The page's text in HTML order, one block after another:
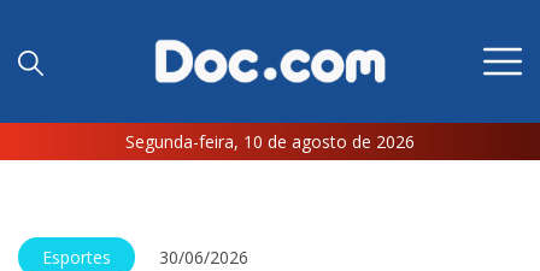
Segunda-feira, 10 de agosto de 2026
Esportes 30/06/2026